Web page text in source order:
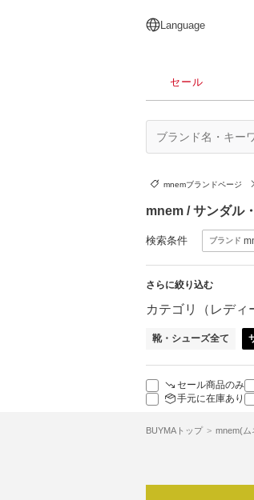
日本語
English
简体中文
繁體中文
Language
セール
mnemブランドページ
mnem / サンダル
検索条件 ブランド
さらに絞り込む
カテゴリ（レディ
靴・シューズ全て
セール商品のみ
手元に在庫あり
BUYMAトップ mnem(ム